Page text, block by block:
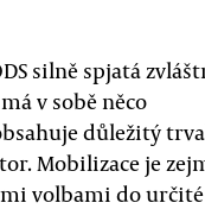
silně spjatá
v sobě něco
důležitý
Mobilizace je
volbami do určité